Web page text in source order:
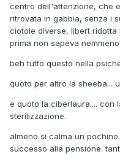
centro dell'attenzione, che
ritrovata in gabbia, senza i
ciotole diverse, libert ridotta
prima non sapeva
beh tutto questo nella
quoto per altro la sheeba...
e quoto la ciberlaura.... con
sterilizzazione.
almeno si calma un
successo alla pensione.